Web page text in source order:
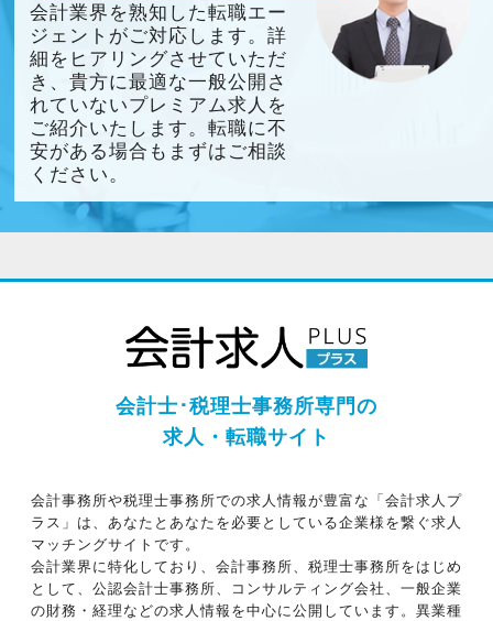
会計業界を熟知した転職エー
ジェントがご対応します。詳
細をヒアリングさせていただ
き、貴方に最適な一般公開さ
れていないプレミアム求人を
ご紹介いたします。転職に不
安がある場合もまずはご相談
ください。
会計士･税理士事務所専門の
求人・転職サイト
会計事務所や税理士事務所での求人情報が豊富な「会計求人プ
ラス」は、あなたとあなたを必要としている企業様を繋ぐ求人
マッチングサイトです。
会計業界に特化しており、会計事務所、税理士事務所をはじめ
として、公認会計士事務所、コンサルティング会社、一般企業
の財務・経理などの求人情報を中心に公開しています。異業種